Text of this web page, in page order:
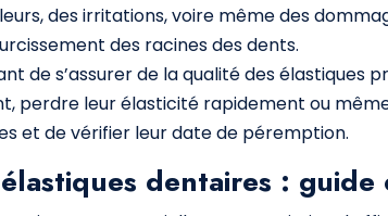
des irritations, voire même des
des racines des dents.
de s’assurer de la qualité des élastiques
perdre leur élasticité rapidement ou
et de vérifier leur date de péremption.
dentaires : guide